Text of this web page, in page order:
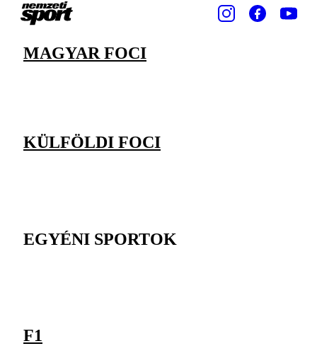
MAGYAR FOCI
KÜLFÖLDI FOCI
EGYÉNI SPORTOK
F1